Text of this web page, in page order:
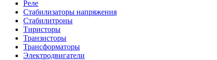
Реле
Стабилизаторы напряжения
Стабилитроны
Тиристоры
Транзисторы
Трансформаторы
Электродвигатели